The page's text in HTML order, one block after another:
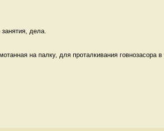
занятия, дела.
на палку, для проталкивания говнозасора в